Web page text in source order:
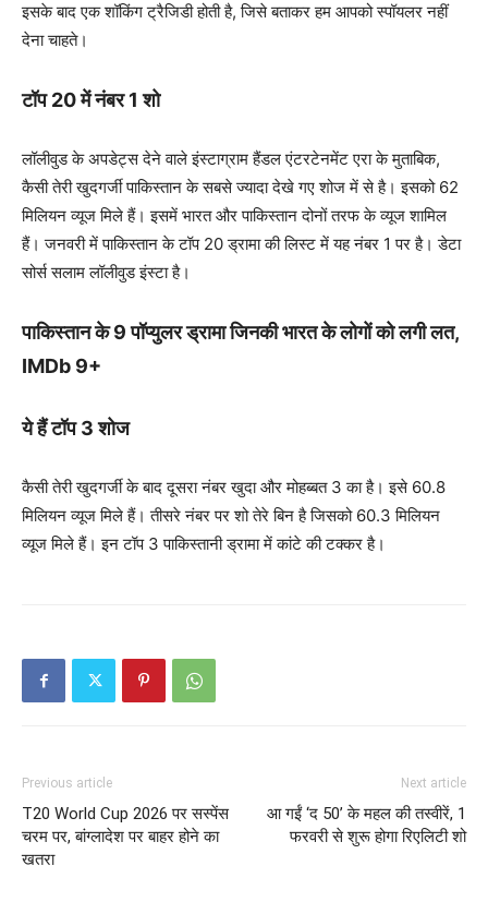
इसके बाद एक शॉकिंग ट्रैजिडी होती है, जिसे बताकर हम आपको स्पॉयलर नहीं
देना चाहते।
टॉप 20 में नंबर 1 शो
लॉलीवुड के अपडेट्स देने वाले इंस्टाग्राम हैंडल एंटरटेनमेंट एरा के मुताबिक,
कैसी तेरी खुदगर्जी पाकिस्तान के सबसे ज्यादा देखे गए शोज में से है। इसको 62
मिलियन व्यूज मिले हैं। इसमें भारत और पाकिस्तान दोनों तरफ के व्यूज शामिल
हैं। जनवरी में पाकिस्तान के टॉप 20 ड्रामा की लिस्ट में यह नंबर 1 पर है। डेटा
सोर्स सलाम लॉलीवुड इंस्टा है।
पाकिस्तान के 9 पॉप्युलर ड्रामा जिनकी भारत के लोगों को लगी लत,
IMDb 9+
ये हैं टॉप 3 शोज
कैसी तेरी खुदगर्जी के बाद दूसरा नंबर खुदा और मोहब्बत 3 का है। इसे 60.8
मिलियन व्यूज मिले हैं। तीसरे नंबर पर शो तेरे बिन है जिसको 60.3 मिलियन
व्यूज मिले हैं। इन टॉप 3 पाकिस्तानी ड्रामा में कांटे की टक्कर है।
Previous article
T20 World Cup 2026 पर सस्पेंस
चरम पर, बांग्लादेश पर बाहर होने का
खतरा
Next article
आ गईं ‘द 50’ के महल की तस्वीरें, 1
फरवरी से शुरू होगा रिएलिटी शो